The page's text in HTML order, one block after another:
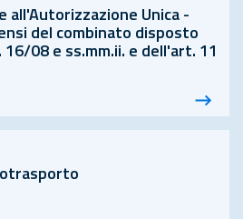
all'Autorizzazione Unica -
del combinato disposto
16/08 e ss.mm.ii. e dell'art. 11